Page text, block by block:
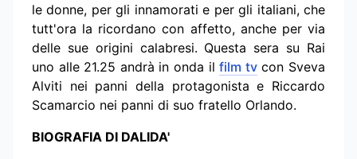
le donne, per gli innamorati e per gli italiani, che
tutt'ora la ricordano con affetto, anche per via
delle sue origini calabresi. Questa sera su Rai
uno alle 21.25 andrà in onda ilfilm tvcon Sveva
Alviti nei panni della protagonista e Riccardo
Scamarcio nei panni di suo fratello Orlando.
BIOGRAFIA DI DALIDA'